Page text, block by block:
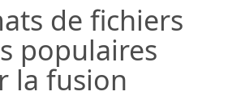
de fichiers
populaires
la fusion